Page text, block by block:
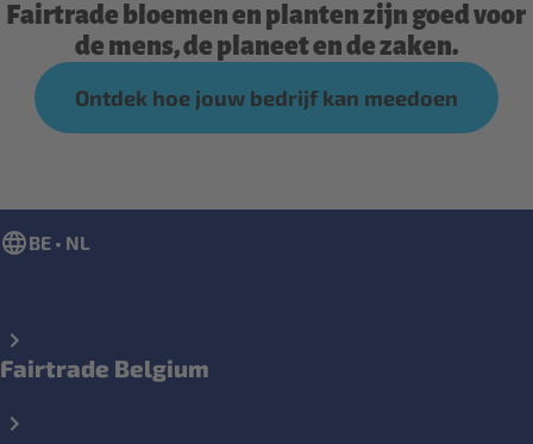
Fairtrade bloemen en planten zijn goed voor
de mens, de planeet en de zaken.
Ontdek hoe jouw bedrijf kan meedoen
BE • NL
Fairtrade Belgium